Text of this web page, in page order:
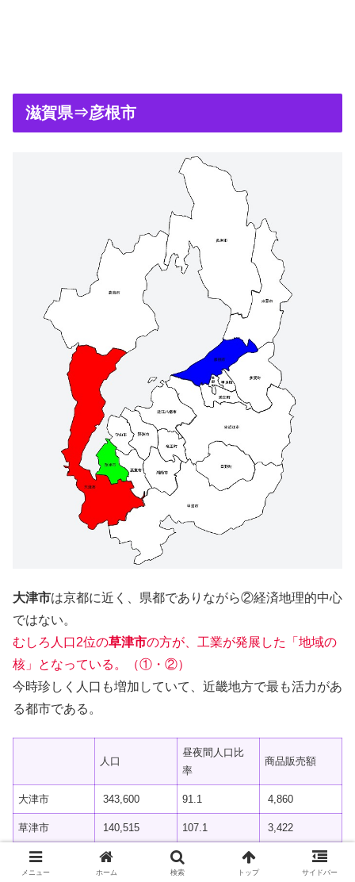
滋賀県⇒彦根市
大津市は京都に近く、県都でありながら②経済地理的中心
ではない。
むしろ人口2位の草津市の方が、工業が発展した「地域の
核」となっている。（①・②）
今時珍しく人口も増加していて、近畿地方で最も活力があ
る都市である。
人口
昼夜間人口比
率
商品販売額
大津市 343,600 91.1 4,860
草津市 140,515 107.1 3,422
彦根市 110,878
メニュー ホーム 検索 トップ サイドバー